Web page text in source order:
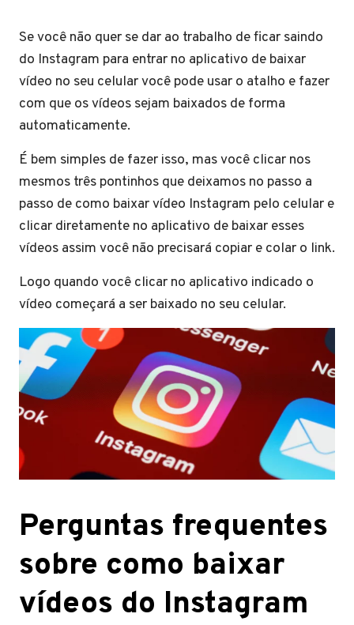
Se você não quer se dar ao trabalho de ficar saindo
do Instagram para entrar no aplicativo de baixar
vídeo no seu celular você pode usar o atalho e fazer
com que os vídeos sejam baixados de forma
automaticamente.
É bem simples de fazer isso, mas você clicar nos
mesmos três pontinhos que deixamos no passo a
passo de como baixar vídeo Instagram pelo celular e
clicar diretamente no aplicativo de baixar esses
vídeos assim você não precisará copiar e colar o link.
Logo quando você clicar no aplicativo indicado o
vídeo começará a ser baixado no seu celular.
Perguntas frequentes
sobre como baixar
vídeos do Instagram